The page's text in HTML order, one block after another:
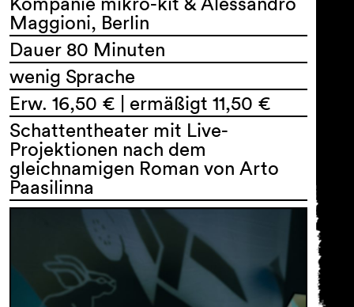
Über uns
Maggioni, Berlin
Dauer 80 Minuten
wenig Sprache
Erw. 16,50 € | ermäßigt 11,50 €
Schattentheater mit Live-
Projektionen nach dem
gleichnamigen Roman von Arto
Paasilinna